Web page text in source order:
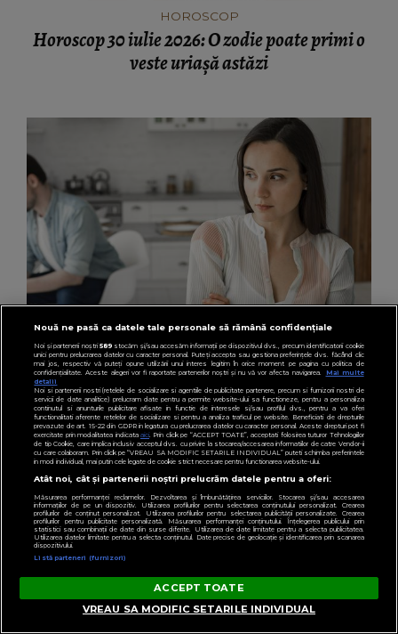
HOROSCOP
Horoscop 30 iulie 2026: O zodie poate primi o
veste uriașă astăzi
HOROSCOP
Horoscop 29 iulie 2026: O zodie va lua o decizie
radicală și va renunța la partenerul de viață
din prezent
Nouă ne pasă ca datele tale personale să rămână confidențiale
Noi și partenerii noștri589stocăm și/sau accesăm informații pe dispozitivul dvs., precum identificatorii cookie
unici pentru prelucrarea datelor cu caracter personal. Puteți accepta sau gestiona preferințele dvs. făcând clic
mai jos, respectiv vă puteți opune utilizării unui interes legitim în orice moment pe pagina cu politica de
confidențialitate. Aceste alegeri vor fi raportate partenerilor noștri și nu vă vor afecta navigarea.
Mai multe
detalii
Noi si partenerii nostri (retelele de socializare si agentiile de publicitate partenere, precum si furnizorii nostri de
servicii de date analitice) prelucram date pentru a permite website-ului sa functioneze, pentru a personaliza
continutul si anunturile publicitare afisate in functie de interesele si/sau profilul dvs., pentru a va oferi
functionalitati aferente retelelor de socializare si pentru a analiza traficul pe website. Beneficiati de drepturile
prevazute de art. 15-22 din GDPR in legatura cu prelucrarea datelor cu caracter personal. Aceste drepturi pot fi
exercitate prin modalitatea indicataaici. Prin click pe “ACCEPT TOATE”, acceptati folosirea tuturor Tehnologiilor
de tip Cookie, care implica inclusiv acceptul dvs. cu privire la stocarea/accesarea informatiilor de catre Vendor-ii
cu care colaboram. Prin click pe “VREAU SA MODIFIC SETARILE INDIVIDUAL” puteti schimba preferintele
in mod individual, mai putin cele legate de cookie strict necesare pentru functionarea website-ului.
Atât noi, cât și partenerii noștri prelucrăm datele pentru a oferi:
Măsurarea performanței reclamelor. Dezvoltarea și îmbunătățirea serviciilor. Stocarea și/sau accesarea
informațiilor de pe un dispozitiv. Utilizarea profilurilor pentru selectarea conținutului personalizat. Crearea
profilurilor de conținut personalizat. Utilizarea profilurilor pentru selectarea publicității personalizate. Crearea
profilurilor pentru publicitate personalizată. Măsurarea performanței conținutului. Înțelegerea publicului prin
statistici sau combinații de date din surse diferite. Utilizarea de date limitate pentru a selecta publicitatea.
Utilizarea datelor limitate pentru a selecta conținutul. Date precise de geolocație și identificarea prin scanarea
dispozitivului.
Listă parteneri (furnizori)
ACCEPT TOATE
VREAU SA MODIFIC SETARILE INDIVIDUAL